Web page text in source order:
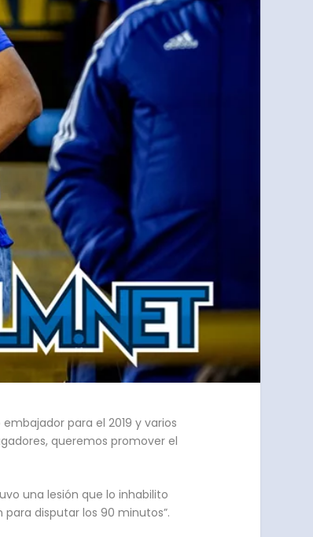
para el 2019 y varios
queremos promover el
una lesión que lo inhabilito
disputar los 90 minutos”.